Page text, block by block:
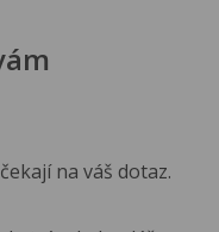
na váš dotaz.